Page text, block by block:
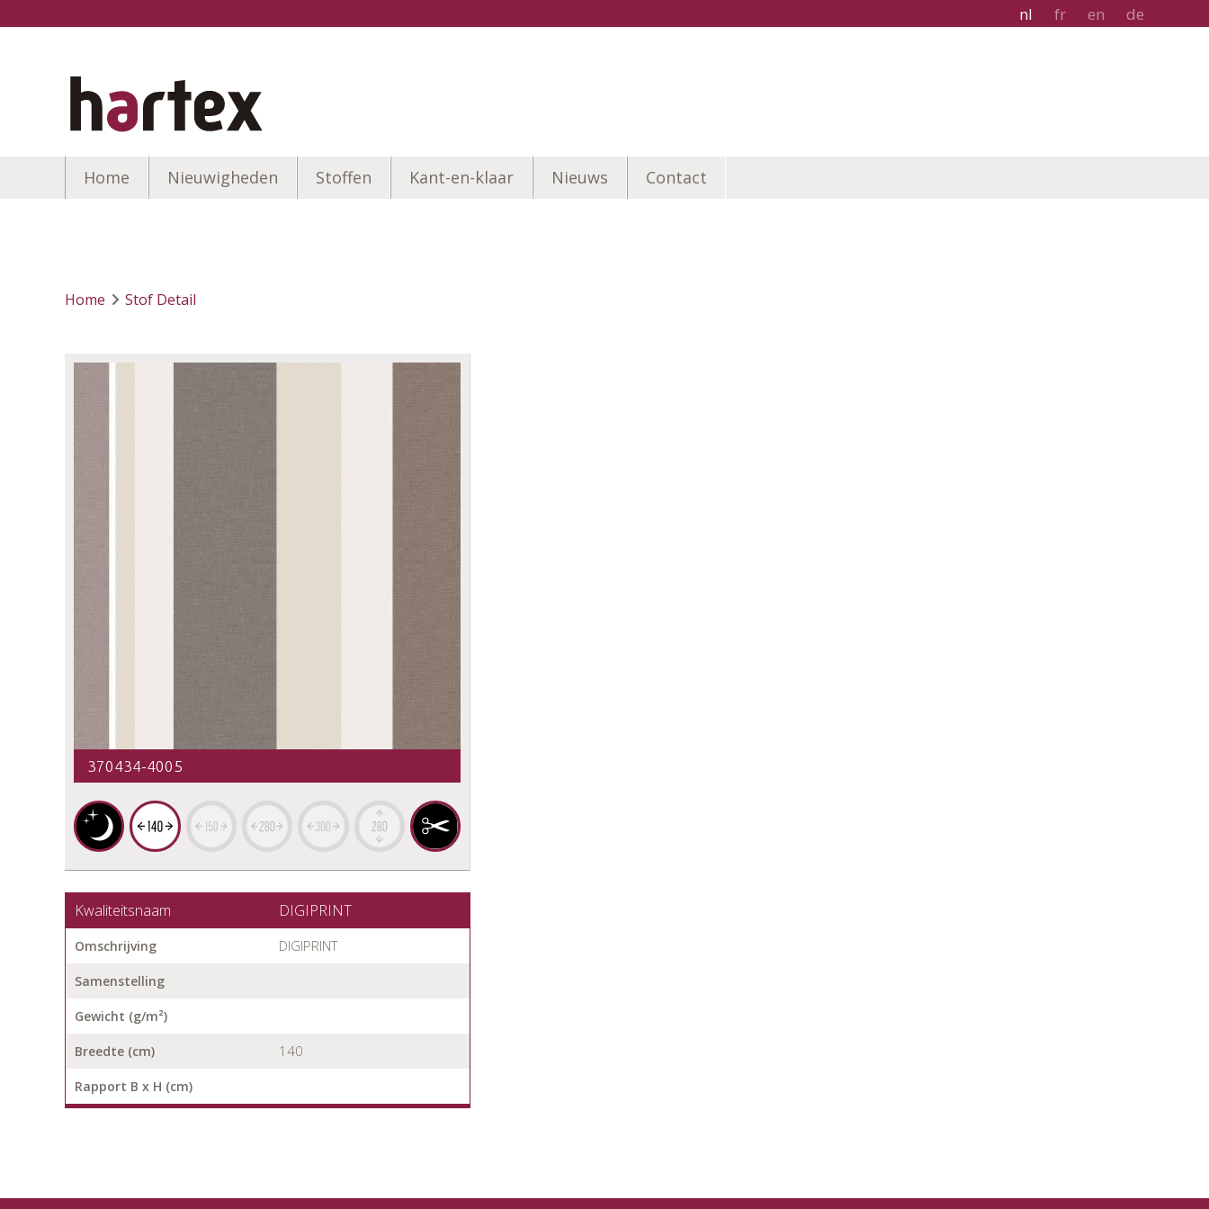
nl fr en de
Home Nieuwigheden Stoffen Kant-en-klaar Nieuws Contact
Home Stof Detail
370434-4005
Kwaliteitsnaam DIGIPRINT
Omschrijving DIGIPRINT
Samenstelling
Gewicht (g/m²)
Breedte (cm) 140
Rapport B x H (cm)